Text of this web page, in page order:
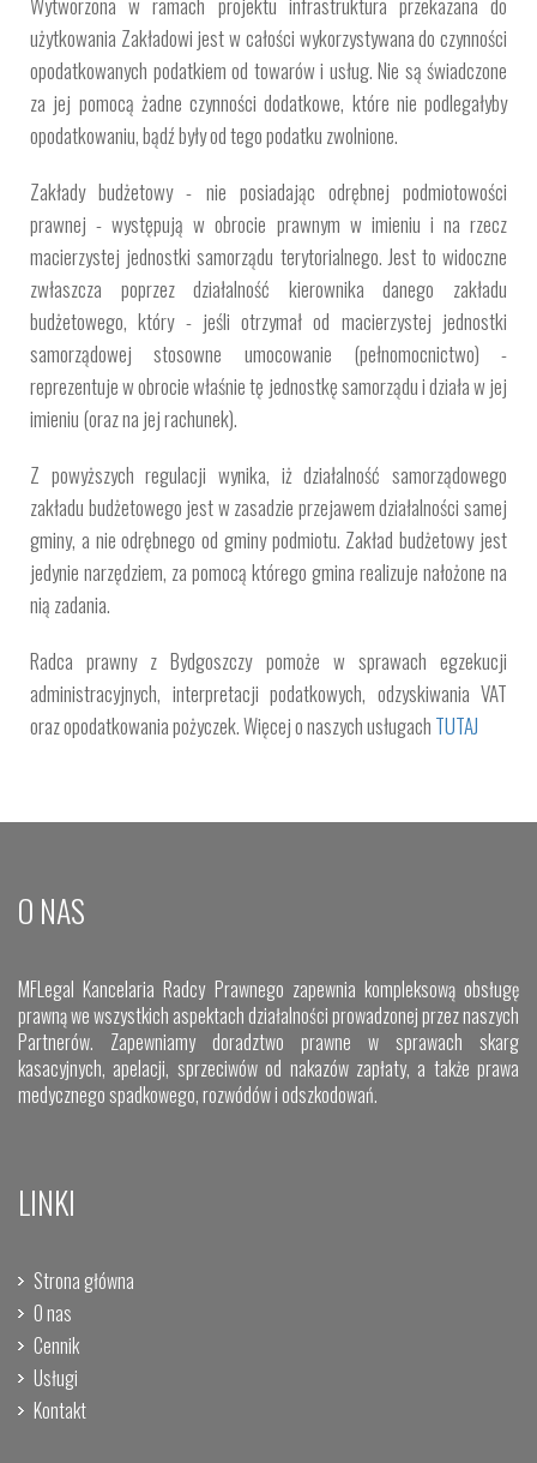
użytkowania Zakładowi jest w całości wykorzystywana do czynności
opodatkowanych podatkiem od towarów i usług. Nie są świadczone
za jej pomocą żadne czynności dodatkowe, które nie podlegałyby
opodatkowaniu, bądź były od tego podatku zwolnione.
Zakłady budżetowy - nie posiadając odrębnej podmiotowości
prawnej - występują w obrocie prawnym w imieniu i na rzecz
macierzystej jednostki samorządu terytorialnego. Jest to widoczne
zwłaszcza poprzez działalność kierownika danego zakładu
budżetowego, który - jeśli otrzymał od macierzystej jednostki
samorządowej stosowne umocowanie (pełnomocnictwo) -
reprezentuje w obrocie właśnie tę jednostkę samorządu i działa w jej
imieniu (oraz na jej rachunek).
Z powyższych regulacji wynika, iż działalność samorządowego
zakładu budżetowego jest w zasadzie przejawem działalności samej
gminy, a nie odrębnego od gminy podmiotu. Zakład budżetowy jest
jedynie narzędziem, za pomocą którego gmina realizuje nałożone na
nią zadania.
Radca prawny z Bydgoszczy pomoże w sprawach egzekucji
administracyjnych, interpretacji podatkowych, odzyskiwania VAT
oraz opodatkowania pożyczek. Więcej o naszych usługach TUTAJ
O NAS
MFLegal Kancelaria Radcy Prawnego zapewnia kompleksową obsługę
prawną we wszystkich aspektach działalności prowadzonej przez naszych
Partnerów. Zapewniamy doradztwo prawne w sprawach skarg
kasacyjnych, apelacji, sprzeciwów od nakazów zapłaty, a także prawa
medycznego spadkowego, rozwódów i odszkodowań.
LINKI
Strona główna
O nas
Cennik
Usługi
Kontakt